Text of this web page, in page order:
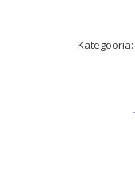
Kategooria: